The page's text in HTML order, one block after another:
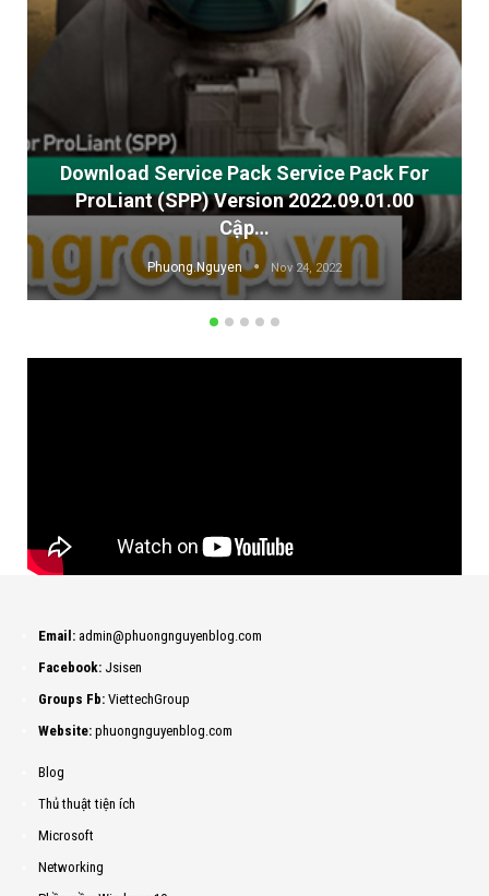
Download Service Pack Service Pack For
ProLiant (SPP) Version 2022.09.01.00
Cập…
Phuong.Nguyen Nov 24, 2022
Email: admin@phuongnguyenblog.com
Facebook: Jsisen
Groups Fb: ViettechGroup
Website: phuongnguyenblog.com
Blog
Thủ thuật tiện ích
Microsoft
Networking